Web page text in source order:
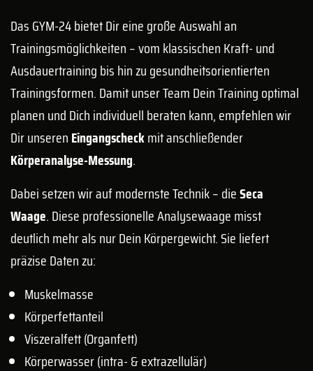
Das GYM-24 bietet Dir eine große Auswahl an
Trainingsmöglichkeiten – vom klassischen Kraft- und
Ausdauertraining bis hin zu gesundheitsorientierten
Trainingsformen. Damit unser Team Dein Training optimal
planen und Dich individuell beraten kann, empfehlen wir
Dir unserenEingangscheckmit anschließender
Körperanalyse-Messung.
Dabei setzen wir auf modernste Technik – dieSeca
Waage. Diese professionelle Analysewaage misst
deutlich mehr als nur Dein Körpergewicht. Sie liefert
präzise Daten zu:
Muskelmasse
Körperfettanteil
Viszeralfett (Organfett)
Körperwasser (intra- & extrazellulär)